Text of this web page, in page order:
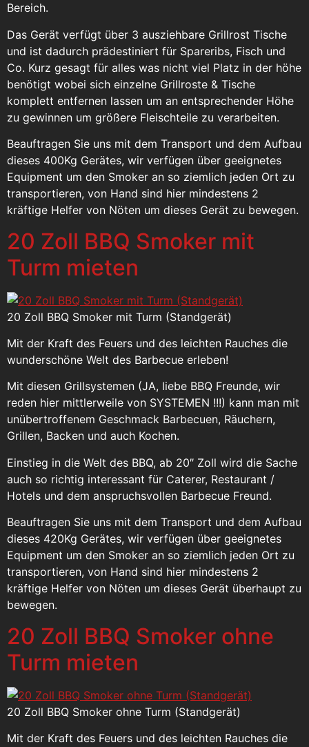
Bereich.
Das Gerät verfügt über 3 ausziehbare Grillrost Tische
und ist dadurch prädestiniert für Spareribs, Fisch und
Co. Kurz gesagt für alles was nicht viel Platz in der höhe
benötigt wobei sich einzelne Grillroste & Tische
komplett entfernen lassen um an entsprechender Höhe
zu gewinnen um größere Fleischteile zu verarbeiten.
Beauftragen Sie uns mit dem Transport und dem Aufbau
dieses 400Kg Gerätes, wir verfügen über geeignetes
Equipment um den Smoker an so ziemlich jeden Ort zu
transportieren, von Hand sind hier mindestens 2
kräftige Helfer von Nöten um dieses Gerät zu bewegen.
20 Zoll BBQ Smoker mit
Turm mieten
20 Zoll BBQ Smoker mit Turm (Standgerät)
Mit der Kraft des Feuers und des leichten Rauches die
wunderschöne Welt des Barbecue erleben!
Mit diesen Grillsystemen (JA, liebe BBQ Freunde, wir
reden hier mittlerweile von SYSTEMEN !!!) kann man mit
unübertroffenem Geschmack Barbecuen, Räuchern,
Grillen, Backen und auch Kochen.
Einstieg in die Welt des BBQ, ab 20″ Zoll wird die Sache
auch so richtig interessant für Caterer, Restaurant /
Hotels und dem anspruchsvollen Barbecue Freund.
Beauftragen Sie uns mit dem Transport und dem Aufbau
dieses 420Kg Gerätes, wir verfügen über geeignetes
Equipment um den Smoker an so ziemlich jeden Ort zu
transportieren, von Hand sind hier mindestens 2
kräftige Helfer von Nöten um dieses Gerät überhaupt zu
bewegen.
20 Zoll BBQ Smoker ohne
Turm mieten
20 Zoll BBQ Smoker ohne Turm (Standgerät)
Mit der Kraft des Feuers und des leichten Rauches die